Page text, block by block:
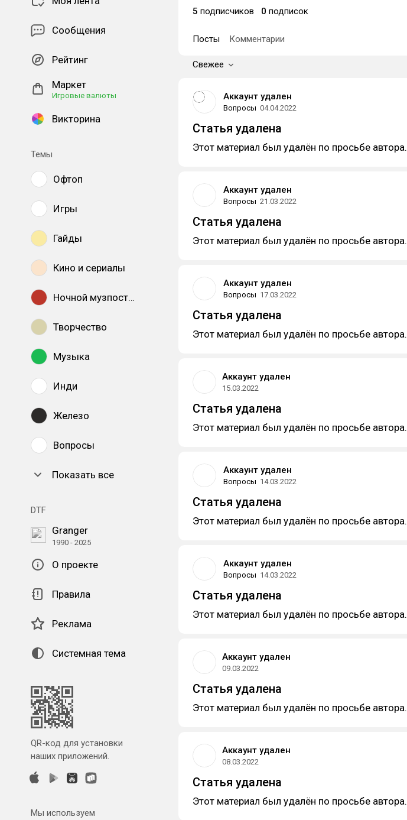
Сообщения
Рейтинг
Маркет
Игровые валюты
Викторина
Темы
Офтоп
Игры
Гайды
Кино и сериалы
Ночной музпостинг
Творчество
Музыка
Инди
Железо
Вопросы
Показать все
DTF
Granger
1990 - 2025
О проекте
Правила
Реклама
Системная тема
QR-код для установки
наших приложений.
Мы используем
5 подписчиков 0 подписок
Посты Комментарии
Свежее
Аккаунт удален
Вопросы 04.04.2022
Статья удалена
Этот материал был удалён по просьбе автора.
Аккаунт удален
Вопросы 21.03.2022
Статья удалена
Этот материал был удалён по просьбе автора.
Аккаунт удален
Вопросы 17.03.2022
Статья удалена
Этот материал был удалён по просьбе автора.
Аккаунт удален
15.03.2022
Статья удалена
Этот материал был удалён по просьбе автора.
Аккаунт удален
Вопросы 14.03.2022
Статья удалена
Этот материал был удалён по просьбе автора.
Аккаунт удален
Вопросы 14.03.2022
Статья удалена
Этот материал был удалён по просьбе автора.
Аккаунт удален
09.03.2022
Статья удалена
Этот материал был удалён по просьбе автора.
Аккаунт удален
08.03.2022
Статья удалена
Этот материал был удалён по просьбе автора.